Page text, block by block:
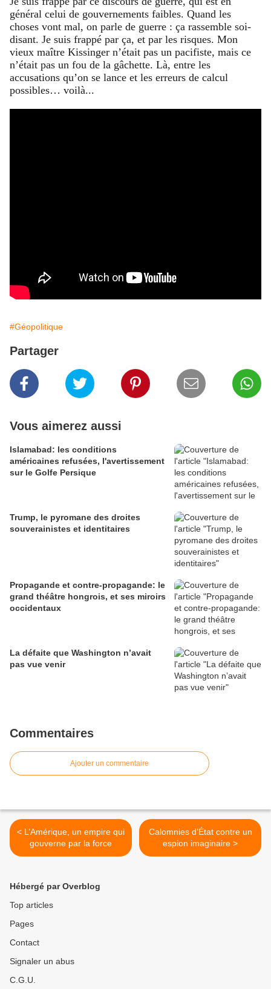
général celui de gouvernements faibles. Quand les
choses vont mal, on parle de guerre : ça rassemble soi-
disant. Je suis frappé par ça, et par les risques. Mon
vieux maître Kissinger n’était pas un pacifiste, mais ce
n’était pas un fou de la gâchette. Là, entre les
accusations qu’on se lance et les erreurs de calcul
possibles… voilà...
#Géopolitique
Partager
Vous aimerez aussi
Islamabad: les conditions
américaines refusées, l'avertissement
sur le Golfe Persique
Trump, le pyromane des droites
souverainistes et identitaires
Propagande et contre-propagande: le
grand théâtre hongrois, et ses miroirs
occidentaux
La défaite que Washington n’avait
pas vue venir
Commentaires
Ajouter un commentaire
< L’Amérique, un empire qui
gouverne par la force
Calomnies d’État contre un
espion imaginaire >
Hébergé par Overblog
Top articles
Pages
Contact
Signaler un abus
C.G.U.